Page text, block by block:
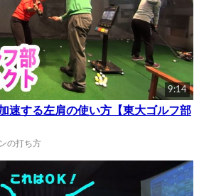
9:14
速する左肩の使い方【東大ゴルフ部
の打ち方